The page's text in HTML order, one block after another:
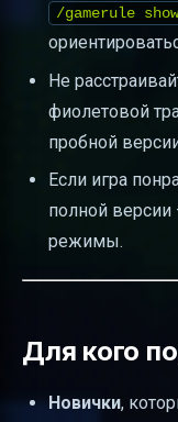
/gamerule
Не
фиолетовой
пробной
Если игра
полной
режимы.
Для кого
Новички,